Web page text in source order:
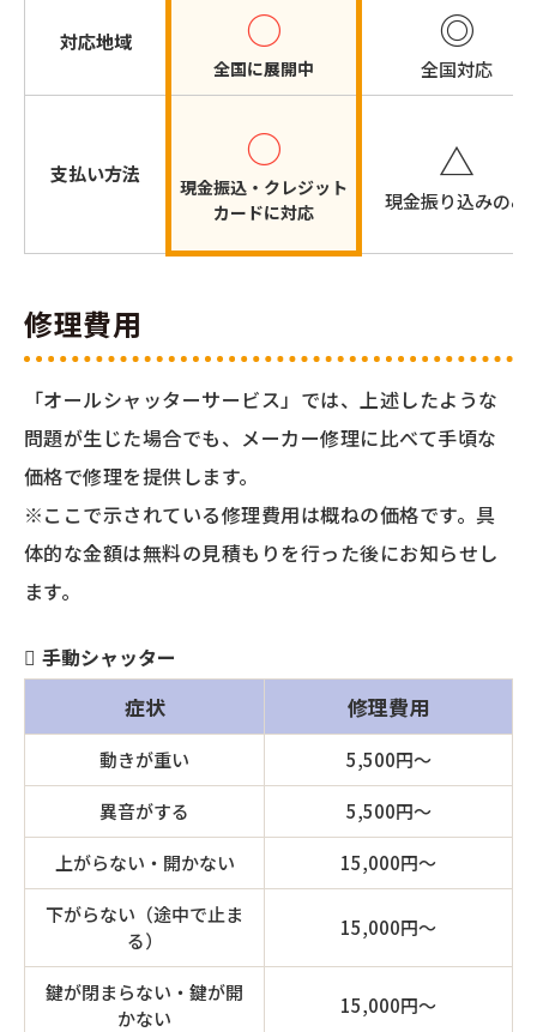
対応地域 ○
全国に展開中
◎
全国対応
支払い方法 ○
現金振込・クレジット
カードに対応
△
現金振り込みのみ
修理費用
「オールシャッターサービス」では、上述したような
問題が生じた場合でも、メーカー修理に比べて手頃な
価格で修理を提供します。
※ここで示されている修理費用は概ねの価格です。具
体的な金額は無料の見積もりを行った後にお知らせし
ます。
手動シャッター
症状 修理費用
動きが重い 5,500円〜
異音がする 5,500円〜
上がらない・開かない 15,000円〜
下がらない（途中で止ま
る）
15,000円〜
鍵が閉まらない・鍵が開
かない
15,000円〜